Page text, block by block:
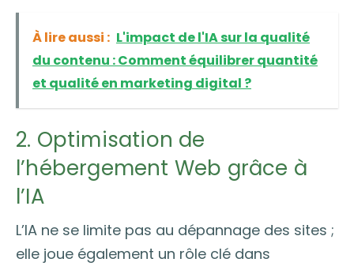
À lire aussi : L'impact de l'IA sur la qualité
du contenu : Comment équilibrer quantité
et qualité en marketing digital ?
2. Optimisation de
l’hébergement Web grâce à
l’IA
L’IA ne se limite pas au dépannage des sites ;
elle joue également un rôle clé dans